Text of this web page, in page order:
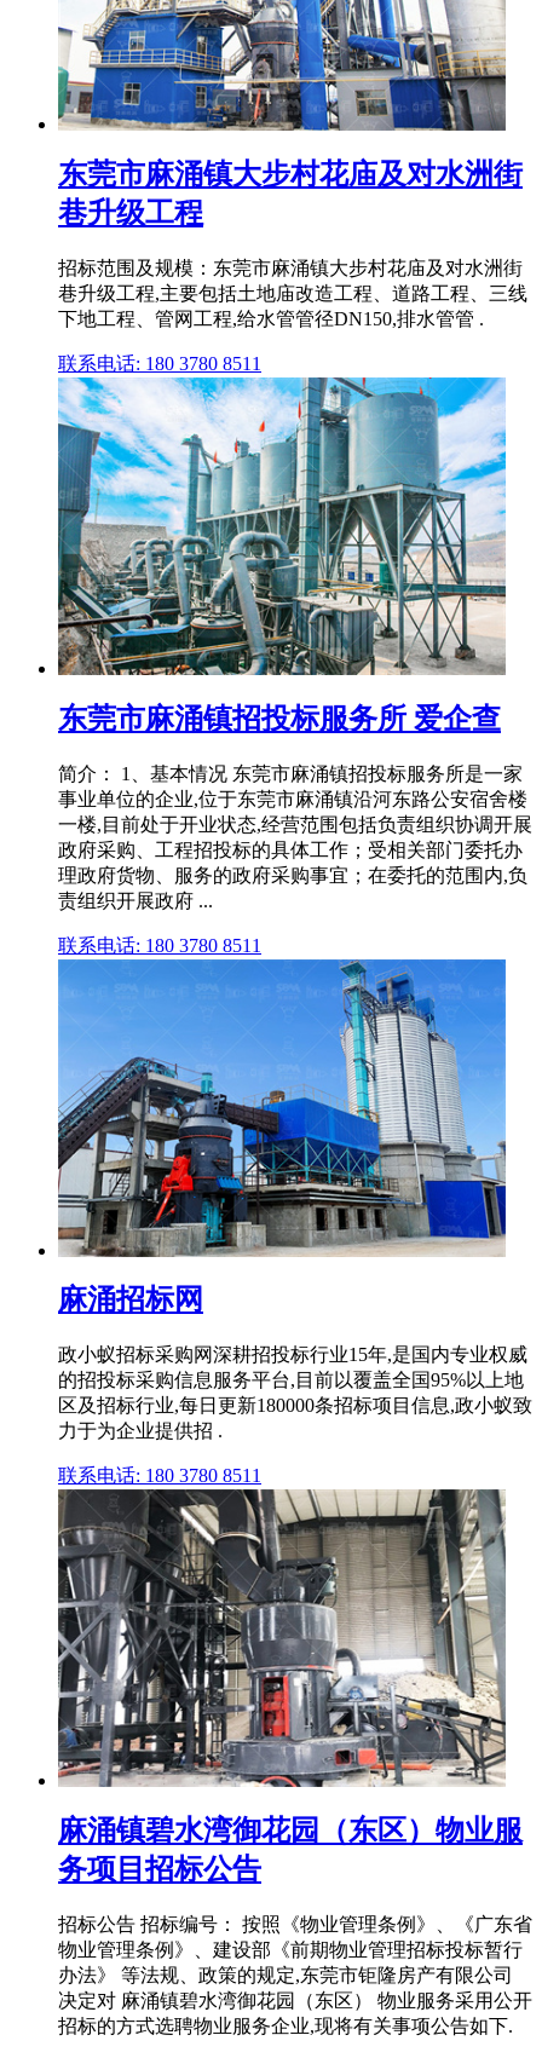
东莞市麻涌镇大步村花庙及对水洲街
巷升级工程
招标范围及规模：东莞市麻涌镇大步村花庙及对水洲街
巷升级工程,主要包括土地庙改造工程、道路工程、三线
下地工程、管网工程,给水管管径DN150,排水管管 .
联系电话: 180 3780 8511
东莞市麻涌镇招投标服务所 爱企查
简介： 1、基本情况 东莞市麻涌镇招投标服务所是一家
事业单位的企业,位于东莞市麻涌镇沿河东路公安宿舍楼
一楼,目前处于开业状态,经营范围包括负责组织协调开展
政府采购、工程招投标的具体工作；受相关部门委托办
理政府货物、服务的政府采购事宜；在委托的范围内,负
责组织开展政府 ...
联系电话: 180 3780 8511
麻涌招标网
政小蚁招标采购网深耕招投标行业15年,是国内专业权威
的招投标采购信息服务平台,目前以覆盖全国95%以上地
区及招标行业,每日更新180000条招标项目信息,政小蚁致
力于为企业提供招 .
联系电话: 180 3780 8511
麻涌镇碧水湾御花园（东区）物业服
务项目招标公告
招标公告 招标编号： 按照《物业管理条例》、《广东省
物业管理条例》、建设部《前期物业管理招标投标暂行
办法》 等法规、政策的规定,东莞市钜隆房产有限公司
决定对 麻涌镇碧水湾御花园（东区） 物业服务采用公开
招标的方式选聘物业服务企业,现将有关事项公告如下.